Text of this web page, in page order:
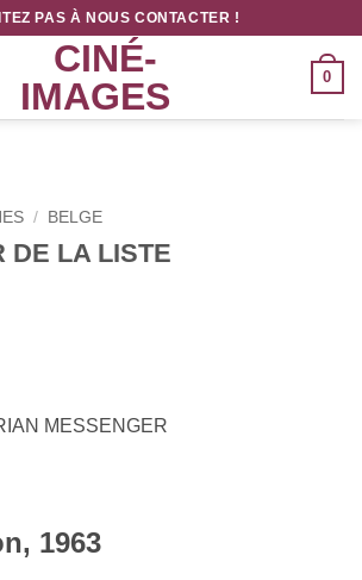
PAS À NOUS CONTACTER !
0
/ BELGE
DE LA LISTE
MESSENGER
1963